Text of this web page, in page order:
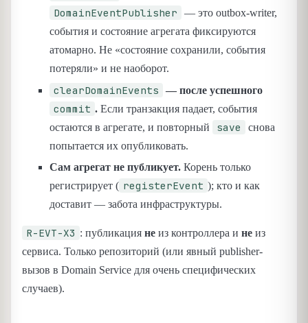
DomainEventPublisher
— это outbox-writer,
события и состояние агрегата фиксируются
атомарно. Не «состояние сохранили, события
потеряли» и не наоборот.
clearDomainEvents — после успешного
commit . Если транзакция падает, события
остаются в агрегате, и повторный
save
снова
попытается их опубликовать.
Сам агрегат не публикует. Корень только
регистрирует ( registerEvent ); кто и как
доставит — забота инфраструктуры.
R-EVT-X3 : публикация не из контроллера и не из
сервиса. Только репозиторий (или явный publisher-
вызов в Domain Service для очень специфических
случаев).